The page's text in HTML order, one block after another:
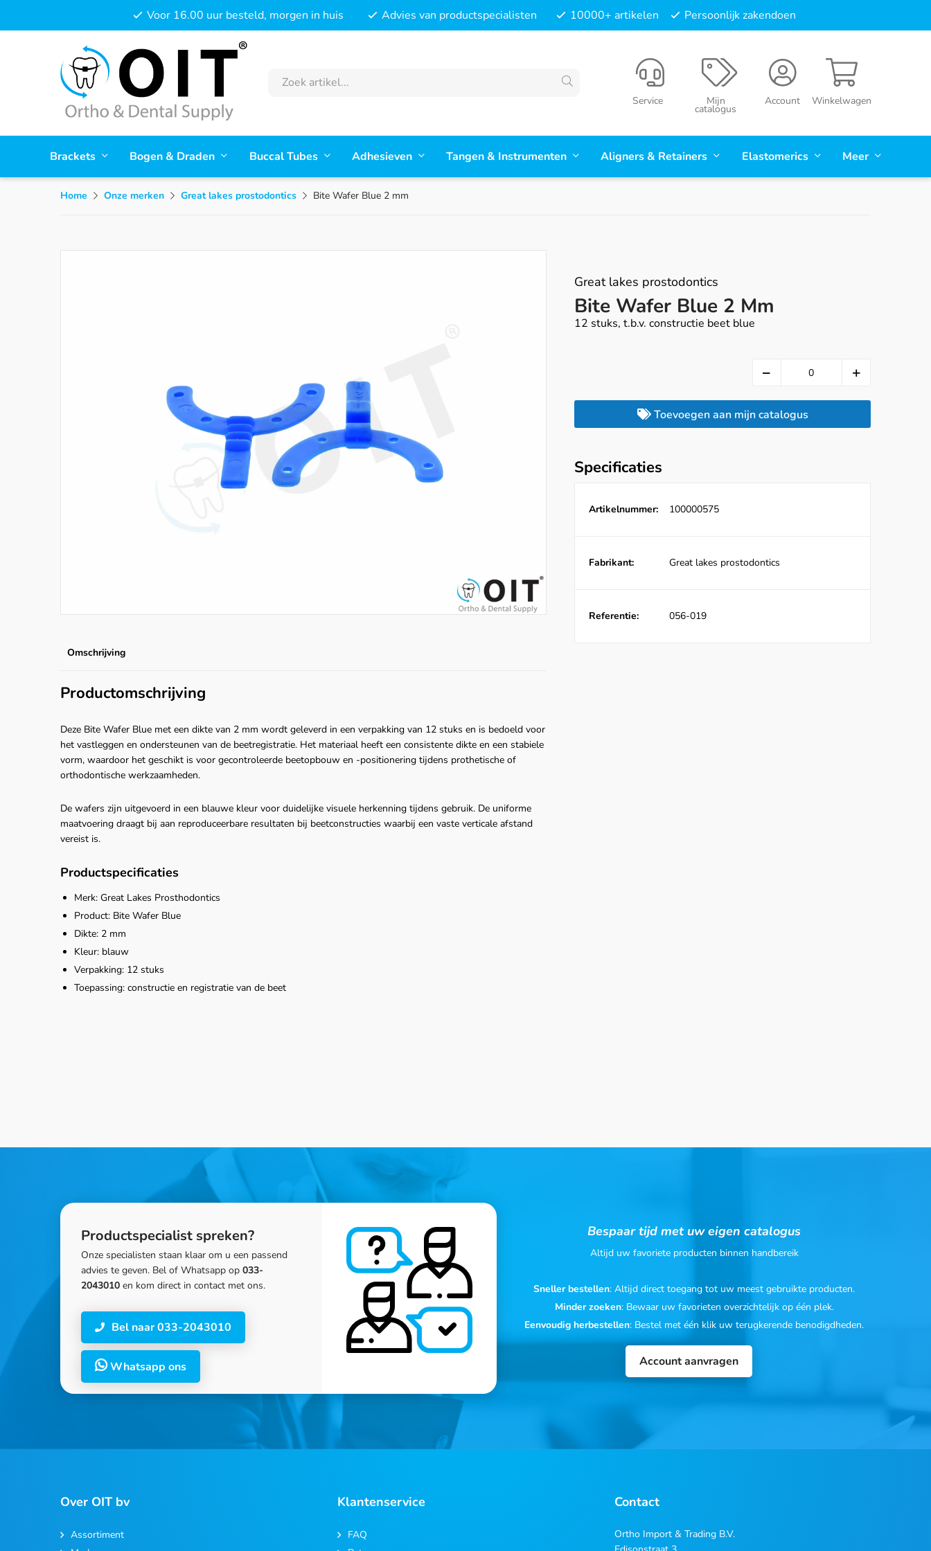
Voor 16.00 uur besteld, morgen in huis Advies van productspecialisten 10000+ artikelen Persoonlijk zakendoen
Winkelwagen
Account
Mijn
catalogus
Service
Brackets Bogen & Draden Buccal Tubes Adhesieven Tangen & Instrumenten Aligners & Retainers Elastomerics Meer
Home Onze merken Great lakes prostodontics Bite Wafer Blue 2 mm
Omschrijving
Productomschrijving
Deze Bite Wafer Blue met een dikte van 2 mm wordt geleverd in een verpakking van 12 stuks en is bedoeld voor
het vastleggen en ondersteunen van de beetregistratie. Het materiaal heeft een consistente dikte en een stabiele
vorm, waardoor het geschikt is voor gecontroleerde beetopbouw en -positionering tijdens prothetische of
orthodontische werkzaamheden.
De wafers zijn uitgevoerd in een blauwe kleur voor duidelijke visuele herkenning tijdens gebruik. De uniforme
maatvoering draagt bij aan reproduceerbare resultaten bij beetconstructies waarbij een vaste verticale afstand
vereist is.
Productspecificaties
Merk: Great Lakes Prosthodontics
Product: Bite Wafer Blue
Dikte: 2 mm
Kleur: blauw
Verpakking: 12 stuks
Toepassing: constructie en registratie van de beet
Great lakes prostodontics
Bite Wafer Blue 2 Mm
12 stuks, t.b.v. constructie beet blue
Toevoegen aan mijn catalogus
Specificaties
Artikelnummer: 100000575
Fabrikant: Great lakes prostodontics
Referentie: 056-019
Productspecialist spreken?
Onze specialisten staan klaar om u een passend
advies te geven. Bel of Whatsapp op 033-
2043010 en kom direct in contact met ons.
Bel naar 033-2043010
Whatsapp ons
Bespaar tijd met uw eigen catalogus
Altijd uw favoriete producten binnen handbereik
Sneller bestellen: Altijd direct toegang tot uw meest gebruikte producten.
Minder zoeken: Bewaar uw favorieten overzichtelijk op één plek.
Eenvoudig herbestellen: Bestel met één klik uw terugkerende benodigdheden.
Account aanvragen
Over OIT bv
Assortiment
Klantenservice
FAQ
Contact
Ortho Import & Trading B.V.